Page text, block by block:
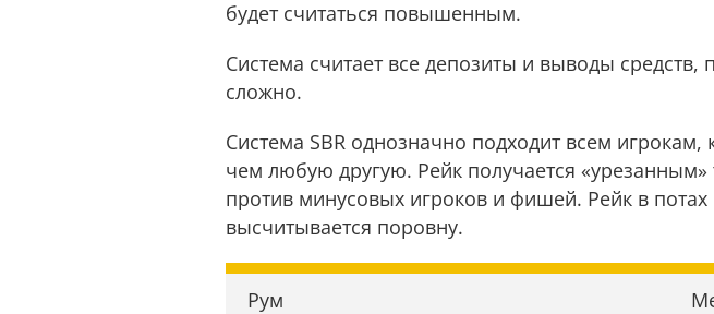
будет считаться повышенным.
Система считает все депозиты и выводы средств,
сложно.
Система SBR однозначно подходит всем
чем любую другую. Рейк получается «урезанным»
против минусовых игроков и фишей. Рейк в потах
высчитывается поровну.
Рум